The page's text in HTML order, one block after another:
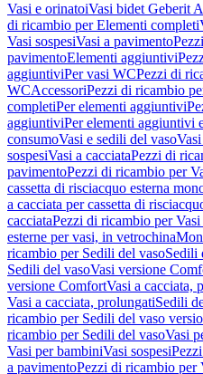
Vasi e orinatoiVasi bidet Geberit
di ricambio per Elementi completi
Vasi sospesiVasi a pavimento
pavimentoElementi aggiuntivi
aggiuntiviPer vasi WCPezzi di
WCAccessoriPezzi di ricambio
completiPer elementi aggiuntivi
aggiuntiviPer elementi aggiuntivi
consumoVasi e sedili del vaso
sospesiVasi a cacciataPezzi di
pavimentoPezzi di ricambio per
cassetta di risciacquo esterna
a cacciata per cassetta di
cacciataPezzi di ricambio per Vasi
esterne per vasi, in vetrochina
ricambio per Sedili del vasoSedili
Sedili del vasoVasi versione
versione ComfortVasi a cacciata,
Vasi a cacciata, prolungatiSedili
ricambio per Sedili del vaso
ricambio per Sedili del vasoVasi
Vasi per bambiniVasi sospesi
a pavimentoPezzi di ricambio per